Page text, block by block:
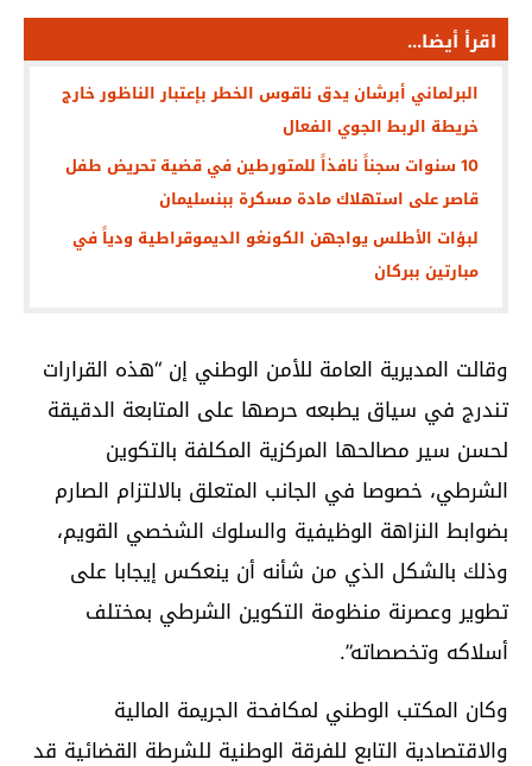
اقرأ أيضا...
البرلماني أبرشان يدق ناقوس الخطر بإعتبار الناظور خارج
خريطة الربط الجوي الفعال
10 سنوات سجناً نافذاً للمتورطين في قضية تحريض طفل
قاصر على استهلاك مادة مسكرة ببنسليمان
لبؤات الأطلس يواجهن الكونغو الديموقراطية ودياً في
مبارتين ببركان
وقالت المديرية العامة للأمن الوطني إن “هذه القرارات
تندرج في سياق يطبعه حرصها على المتابعة الدقيقة
لحسن سير مصالحها المركزية المكلفة بالتكوين
الشرطي، خصوصا في الجانب المتعلق بالالتزام الصارم
بضوابط النزاهة الوظيفية والسلوك الشخصي القويم،
وذلك بالشكل الذي من شأنه أن ينعكس إيجابا على
تطوير وعصرنة منظومة التكوين الشرطي بمختلف
أسلاكه وتخصصاته”.
وكان المكتب الوطني لمكافحة الجريمة المالية
والاقتصادية التابع للفرقة الوطنية للشرطة القضائية قد